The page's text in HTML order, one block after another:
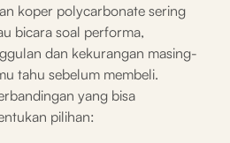
koper polycarbonate sering
bicara soal performa,
dan kekurangan masing-
tahu sebelum membeli.
yang bisa
pilihan: